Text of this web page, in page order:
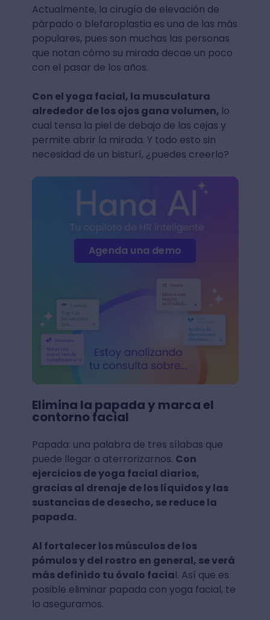
Actualmente, la cirugía de elevación de
párpado o blefaroplastia es una de las más
populares, pues son muchas las personas
que notan cómo su mirada decae un poco
con el pasar de los años.
Con el yoga facial, la musculatura
alrededor de los ojos gana volumen, lo
cual tensa la piel de debajo de las cejas y
permite abrir la mirada. Y todo esto sin
necesidad de un bisturí, ¿puedes creerlo?
Agenda una demo
Elimina la papada y marca el
contorno facial
Papada: una palabra de tres sílabas que
puede llegar a aterrorizarnos. Con
ejercicios de yoga facial diarios,
gracias al drenaje de los líquidos y las
sustancias de desecho, se reduce la
papada.
Al fortalecer los músculos de los
pómulos y del rostro en general, se verá
más definido tu óvalo facial. Así que es
posible eliminar papada con yoga facial, te
lo aseguramos.